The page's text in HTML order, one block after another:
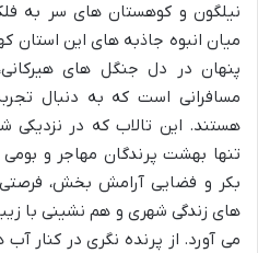
نیلگون و کوهستان های سر به
میان انبوه جاذبه های این
پنهان در دل جنگل های
مسافرانی است که به دنبال
هستند. این تالاب که در نزدیکی
تنها بهشت پرندگان مهاجر و بومی
بکر و فضایی آرامش بخش، فرصتی
های زندگی شهری و هم نشینی با
می آورد. از پرنده نگری در کنار آب